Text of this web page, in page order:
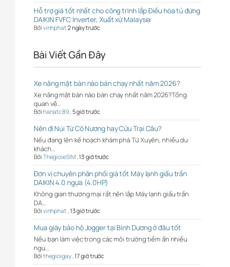
Hỗ trợ giá tốt nhất cho công trình lắp Điều hòa tủ đứng
DAIKIN FVFC Inverter, Xuất xứ Malaysia
Bởivinhphat2 ngày trước
Bài Viết Gần Đây
Xe nâng mặt bàn nào bán chạy nhất năm 2026?
Xe nâng mặt bàn nào bán chạy nhất năm 2026?Tổng
quan về…
Bởihanatc89,5 giờ trước
Nên đi Núi Tứ Cô Nương hay Cửu Trại Câu?
Nếu đang lên kế hoạch khám phá Tứ Xuyên, nhiều du
khách…
BởiThegioieSIM,13 giờ trước
Đơn vị chuyên phân phối giá tốt Máy lạnh giấu trần
DAIKIN 4.0 ngựa (4.0HP)
Không gian thương mại rất nên lắp Máy lạnh giấu trần
DA…
Bởivinhphat,13 giờ trước
Mua giày bảo hộ Jogger tại Bình Dương ở đâu tốt
Nếu bạn làm việc trong các môi trường tiềm ẩn nhiều
ngu…
Bởithegioigay,17 giờ trước